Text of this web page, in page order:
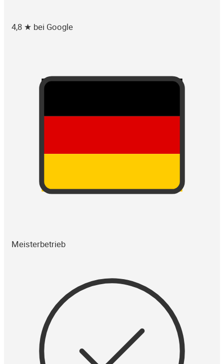
4,8 ★ bei Google
Meisterbetrieb